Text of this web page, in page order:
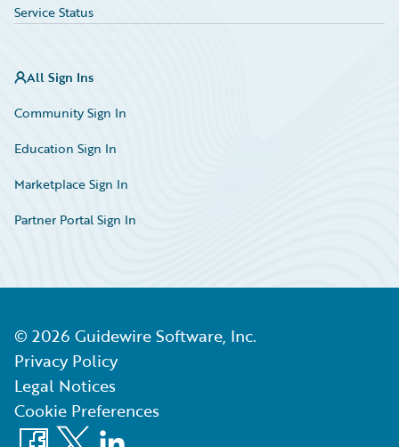
Service Status
All Sign Ins
Community Sign In
Education Sign In
Marketplace Sign In
Partner Portal Sign In
© 2026 Guidewire Software, Inc.
Privacy Policy
Legal Notices
Cookie Preferences
Facebook
X LinkedIn